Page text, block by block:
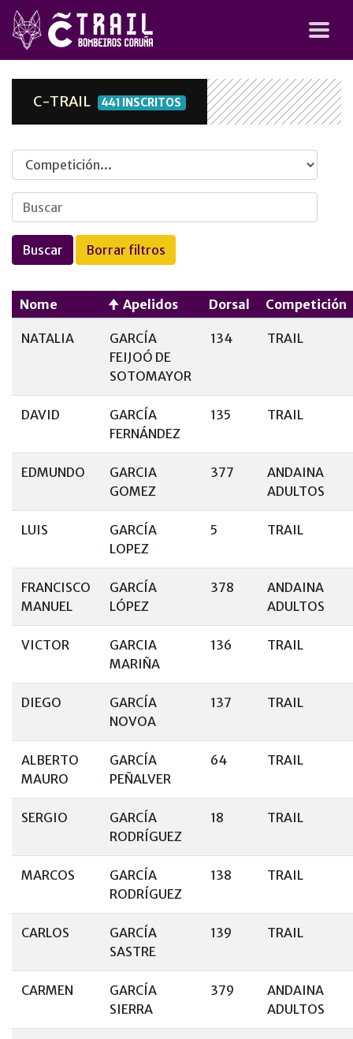
C-TRAIL 441 INSCRITOS
Competicion
Nome Apelidos Dorsal Competición
NATALIA
GARCÍA
FEIJOÓ DE
SOTOMAYOR
134 TRAIL
DAVID
GARCÍA
FERNÁNDEZ
135 TRAIL
EDMUNDO
GARCIA
GOMEZ
377
ANDAINA
ADULTOS
LUIS
GARCÍA
LOPEZ
5 TRAIL
FRANCISCO
MANUEL
GARCÍA
LÓPEZ
378
ANDAINA
ADULTOS
VICTOR
GARCIA
MARIÑA
136 TRAIL
DIEGO
GARCÍA
NOVOA
137 TRAIL
ALBERTO
MAURO
GARCÍA
PEÑALVER
64 TRAIL
SERGIO
GARCÍA
RODRÍGUEZ
18 TRAIL
MARCOS
GARCÍA
RODRÍGUEZ
138 TRAIL
CARLOS
GARCÍA
SASTRE
139 TRAIL
CARMEN
GARCÍA
SIERRA
379
ANDAINA
ADULTOS